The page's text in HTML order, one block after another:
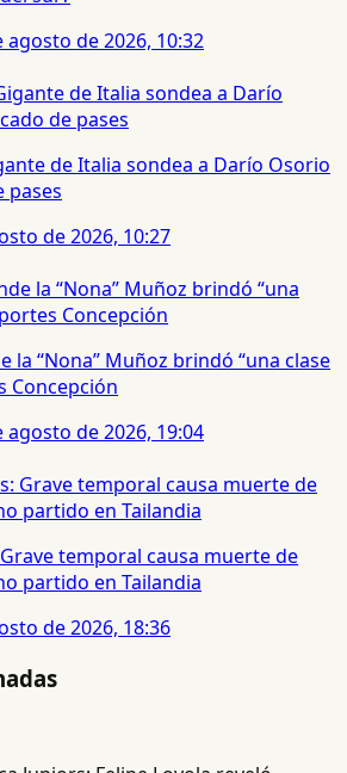
agosto de 2026, 10:32
de Italia sondea a Darío Osorio
pases
de 2026, 10:27
la “Nona” Muñoz brindó “una clase
Concepción
agosto de 2026, 19:04
temporal causa muerte de
partido en Tailandia
de 2026, 18:36